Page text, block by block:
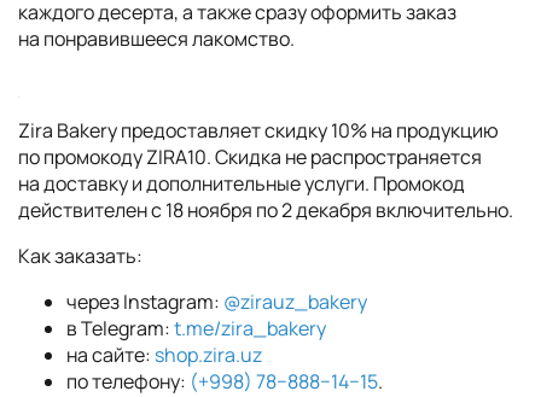
каждого десерта, а также сразу оформить заказ
на понравившееся лакомство.
Zira Bakery предоставляет скидку 10% на продукцию
по промокоду ZIRA10. Скидка не распространяется
на доставку и дополнительные услуги. Промокод
действителен с 18 ноября по 2 декабря включительно.
Как заказать:
через Instagram: @zirauz_bakery
в Telegram:t.me/zira_bakery
на сайте: shop.zira.uz
по телефону: (+998) 78−888−14−15.